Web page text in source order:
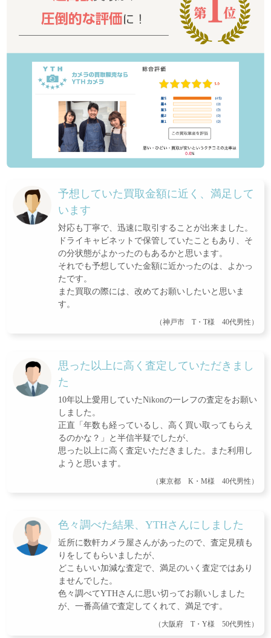
予想していた買取金額に近く、満足して
います
対応も丁寧で、迅速に取引することが出来ました。
ドライキャビネットで保管していたこともあり、そ
の分状態がよかったのもあるかと思います。
それでも予想していた金額に近かったのは、よかっ
たです。
また買取の際には、改めてお願いしたいと思いま
す。
（神戸市 T・T様 40代男性）
思った以上に高く査定していただきまし
た
10年以上愛用していたNikonの一レフの査定をお願い
しました。
正直「年数も経っているし、高く買い取ってもらえ
るのかな？」と半信半疑でしたが、
思った以上に高く査定いただきました。また利用し
ようと思います。
（東京都 K・M様 40代男性）
色々調べた結果、YTHさんにしました
近所に数軒カメラ屋さんがあったので、査定見積も
りをしてもらいましたが、
どこもいい加減な査定で、満足のいく査定ではあり
ませんでした。
色々調べてYTHさんに思い切ってお願いしました
が、一番高値で査定してくれて、満足です。
（大阪府 T・Y様 50代男性）